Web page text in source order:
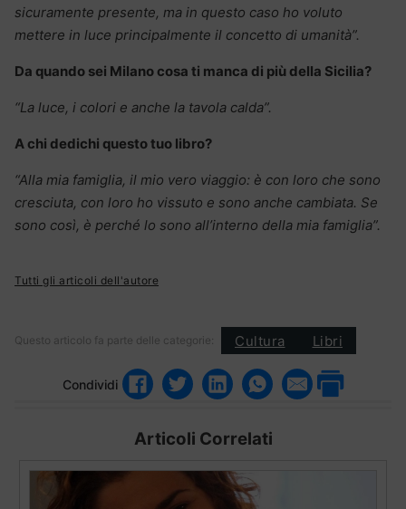
sicuramente presente, ma in questo caso ho voluto
mettere in luce principalmente il concetto di umanità”.
Da quando sei Milano cosa ti manca di più della Sicilia?
“La luce, i colori e anche la tavola calda”.
A chi dedichi questo tuo libro?
“Alla mia famiglia, il mio vero viaggio: è con loro che sono
cresciuta, con loro ho vissuto e sono anche cambiata. Se
sono così, è perché lo sono all’interno della mia famiglia”.
Tutti gli articoli dell'autore
Questo articolo fa parte delle categorie: Cultura Libri
Condividi
Articoli Correlati